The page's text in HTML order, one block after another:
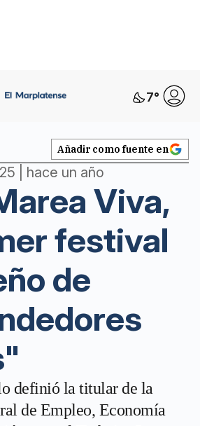
7°
Añadir como fuente en
| hace un año
Viva,
festival
de
definió la titular de la
de Empleo, Economía